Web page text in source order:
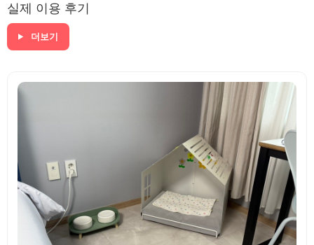
실제 이용 후기
더보기